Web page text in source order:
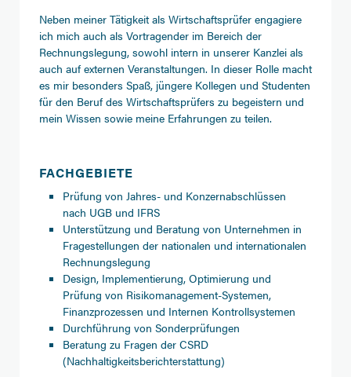
Neben meiner Tätigkeit als Wirtschaftsprüfer engagiere
ich mich auch als Vortragender im Bereich der
Rechnungslegung, sowohl intern in unserer Kanzlei als
auch auf externen Veranstaltungen. In dieser Rolle macht
es mir besonders Spaß, jüngere Kollegen und Studenten
für den Beruf des Wirtschaftsprüfers zu begeistern und
mein Wissen sowie meine Erfahrungen zu teilen.
FACHGEBIETE
Prüfung von Jahres- und Konzernabschlüssen
nach UGB und IFRS
Unterstützung und Beratung von Unternehmen in
Fragestellungen der nationalen und internationalen
Rechnungslegung
Design, Implementierung, Optimierung und
Prüfung von Risikomanagement-Systemen,
Finanzprozessen und Internen Kontrollsystemen
Durchführung von Sonderprüfungen
Beratung zu Fragen der CSRD
(Nachhaltigkeitsberichterstattung)